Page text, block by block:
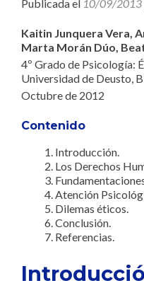
Publicada el 10/09/2013
Kaitin Junquera Vera,
Marta Morán Dúo,
4º Grado de Psicología:
Universidad de Deusto,
Octubre de 2012
Contenido
Introducción.
Los Derechos
Atención
Dilemas éticos.
Conclusión.
Referencias.